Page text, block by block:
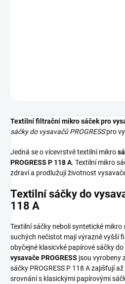
Textilní filtrační mikro sáček pro
sáčky do vysavačů PROGRESSpro
Jedná se o vícevrstvé textilní mikro
PROGRESS P 118 A. Textilní mikro
zdraví a prodlužují životnost
Textilní sáčky do
118 A
Textilní sáčky neboli syntetické
suchých nečistot mají výrazně vyšší
obyčejné klasicvké papírové sáčky
vysavače PROGRESS jsou vyrobeny
sáčky PROGRESS P 118 A zajišťují
srovnání s klasickými papírovými